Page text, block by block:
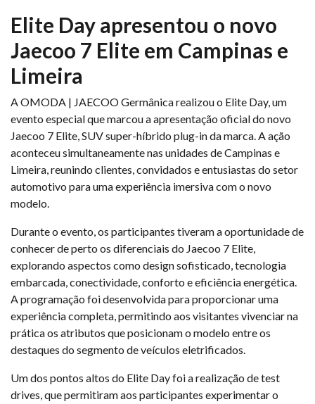
Elite Day apresentou o novo
Jaecoo 7 Elite em Campinas e
Limeira
A OMODA | JAECOO Germânica realizou o Elite Day, um
evento especial que marcou a apresentação oficial do novo
Jaecoo 7 Elite, SUV super-híbrido plug-in da marca. A ação
aconteceu simultaneamente nas unidades de Campinas e
Limeira, reunindo clientes, convidados e entusiastas do setor
automotivo para uma experiência imersiva com o novo
modelo.
Durante o evento, os participantes tiveram a oportunidade de
conhecer de perto os diferenciais do Jaecoo 7 Elite,
explorando aspectos como design sofisticado, tecnologia
embarcada, conectividade, conforto e eficiência energética.
A programação foi desenvolvida para proporcionar uma
experiência completa, permitindo aos visitantes vivenciar na
prática os atributos que posicionam o modelo entre os
destaques do segmento de veículos eletrificados.
Um dos pontos altos do Elite Day foi a realização de test
drives, que permitiram aos participantes experimentar o